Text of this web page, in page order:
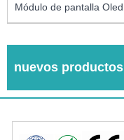
Módulo de pantalla Oled
nuevos productos